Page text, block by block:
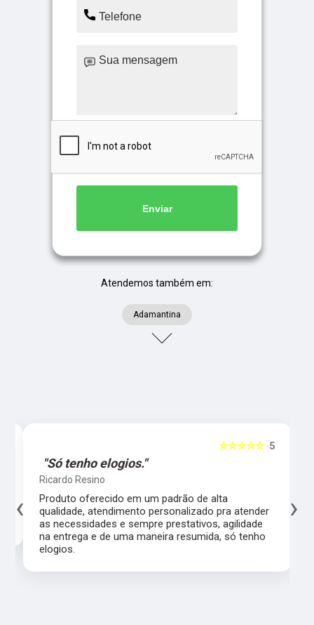
Enviar
Atendemos também em:
Adamantina
5
☆☆☆☆☆
"Só tenho elogios."
Ricardo Resino
Produto oferecido em um padrão de alta
qualidade, atendimento personalizado pra atender
as necessidades e sempre prestativos, agilidade
na entrega e de uma maneira resumida, só tenho
elogios.
‹ ›